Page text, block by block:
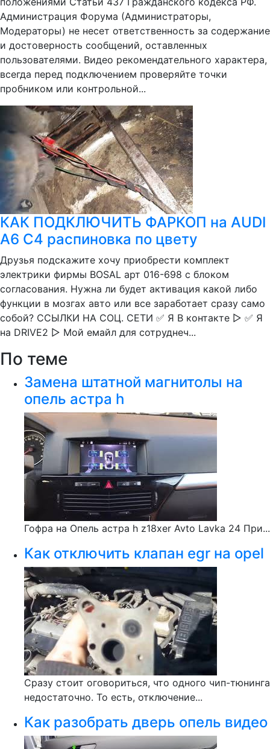
Администрация Форума (Администраторы,
Модераторы) не несет ответственность за содержание
и достоверность сообщений, оставленных
пользователями. Видео рекомендательного характера,
всегда перед подключением проверяйте точки
пробником или контрольной...
КАК ПОДКЛЮЧИТЬ ФАРКОП на AUDI
A6 C4 распиновка по цвету
Друзья подскажите хочу приобрести комплект
электрики фирмы BOSAL арт 016-698 с блоком
согласования. Нужна ли будет активация какой либо
функции в мозгах авто или все заработает сразу само
собой? ССЫЛКИ НА СОЦ. СЕТИ ✅ Я В контакте ▻ ✅ Я
на DRIVE2 ▻ Мой емайл для сотруднеч...
По теме
Замена штатной магнитолы на
опель астра h
Гофра на Опель астра h z18xer Avto Lavka 24 При...
Как отключить клапан egr на opel
Сразу стоит оговориться, что одного чип-тюнинга
недостаточно. То есть, отключение...
Как разобрать дверь опель видео